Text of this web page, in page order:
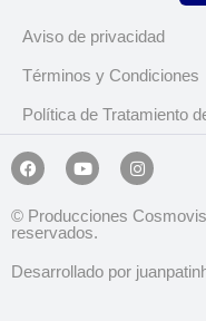
Aviso de privacidad
Términos y Condiciones
Política de Tratamiento
© Producciones
reservados.
Desarrollado por